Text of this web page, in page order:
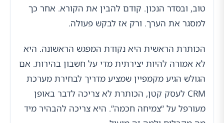
טוב, ובסדר הנכון. קודם להבין את הקורא. אחר כך
למסגר את הערך. ורק אז לבקש פעולה.
הכותרת הראשית היא נקודת המפגש הראשונה. היא
לא אמורה להיות יצירתית מדי על חשבון בהירות. אם
הגולש הגיע מקמפיין שמציע מדריך לבחירת מערכת
CRM לעסק קטן, הכותרת לא צריכה לדבר באופן
מעורפל על “צמיחה חכמה”. היא צריכה להבהיר מיד